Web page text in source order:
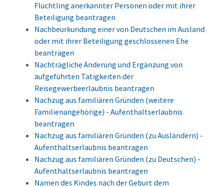
Flüchtling anerkannter Personen oder mit ihrer
Beteiligung beantragen
Nachbeurkundung einer von Deutschen im Ausland
oder mit ihrer Beteiligung geschlossenen Ehe
beantragen
Nachträgliche Änderung und Ergänzung von
aufgeführten Tätigkeiten der
Reisegewerbeerlaubnis beantragen
Nachzug aus familiären Gründen (weitere
Familienangehörige) - Aufenthaltserlaubnis
beantragen
Nachzug aus familiären Gründen (zu Ausländern) -
Aufenthaltserlaubnis beantragen
Nachzug aus familiären Gründen (zu Deutschen) -
Aufenthaltserlaubnis beantragen
Namen des Kindes nach der Geburt dem